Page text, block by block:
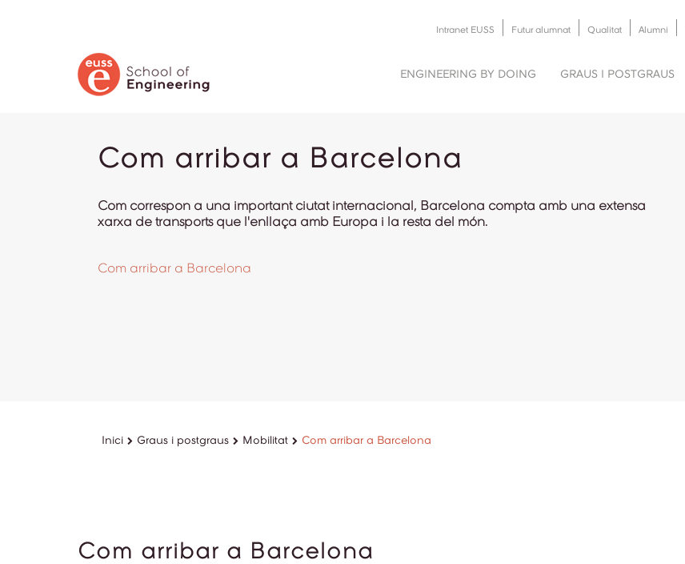
CERCA
Intranet EUSS Futur alumnat Qualitat Alumni
ENGINEERING BY DOING GRAUS I POSTGRAUS
Com arribar a Barcelona
Com correspon a una important ciutat internacional, Barcelona compta amb una extensa
xarxa de transports que l'enllaça amb Europa i la resta del món.
Com arribar a Barcelona
Inici Graus i postgraus Mobilitat Com arribar a Barcelona
Com arribar a Barcelona